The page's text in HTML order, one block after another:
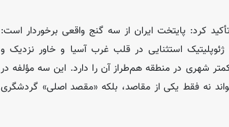
کرد: پایتخت ایران از سه گنج واقعی برخوردار است:
استثنایی در قلب غرب آسیا و خاور نزدیک و
شهری در منطقه هم‌طراز آن را دارد. این سه مؤلفه در
نه فقط یکی از مقاصد، بلکه «مقصد اصلی» گردشگری